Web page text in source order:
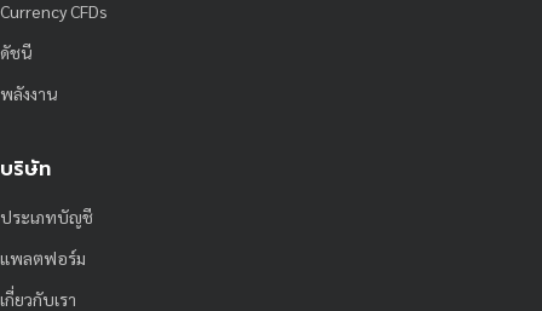
Currency CFDs
ดัชนี
พลังงาน
บริษัท
ประเภทบัญชี
แพลตฟอร์ม
เกี่ยวกับเรา